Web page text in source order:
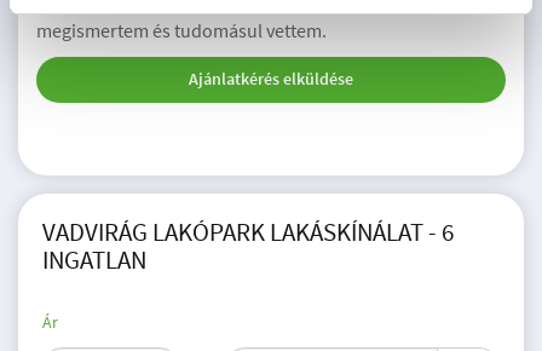
megismertem és tudomásul vettem.
Ajánlatkérés elküldése
VADVIRÁG LAKÓPARK LAKÁSKÍNÁLAT - 6
INGATLAN
Ár